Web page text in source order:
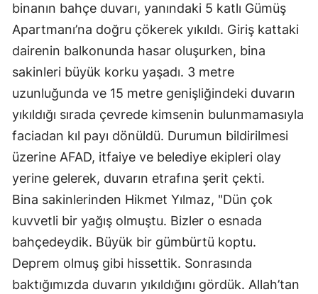
binanın bahçe duvarı, yanındaki 5 katlı Gümüş
Apartmanı’na doğru çökerek yıkıldı. Giriş kattaki
dairenin balkonunda hasar oluşurken, bina
sakinleri büyük korku yaşadı. 3 metre
uzunluğunda ve 15 metre genişliğindeki duvarın
yıkıldığı sırada çevrede kimsenin bulunmamasıyla
faciadan kıl payı dönüldü. Durumun bildirilmesi
üzerine AFAD, itfaiye ve belediye ekipleri olay
yerine gelerek, duvarın etrafına şerit çekti.
Bina sakinlerinden Hikmet Yılmaz, "Dün çok
kuvvetli bir yağış olmuştu. Bizler o esnada
bahçedeydik. Büyük bir gümbürtü koptu.
Deprem olmuş gibi hissettik. Sonrasında
baktığımızda duvarın yıkıldığını gördük. Allah’tan